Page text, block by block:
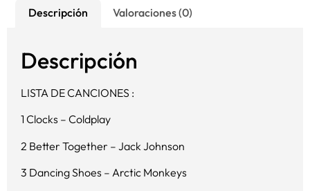
Descripción Valoraciones (0)
Descripción
LISTA DE CANCIONES :
1 Clocks – Coldplay
2 Better Together – Jack Johnson
3 Dancing Shoes – Arctic Monkeys